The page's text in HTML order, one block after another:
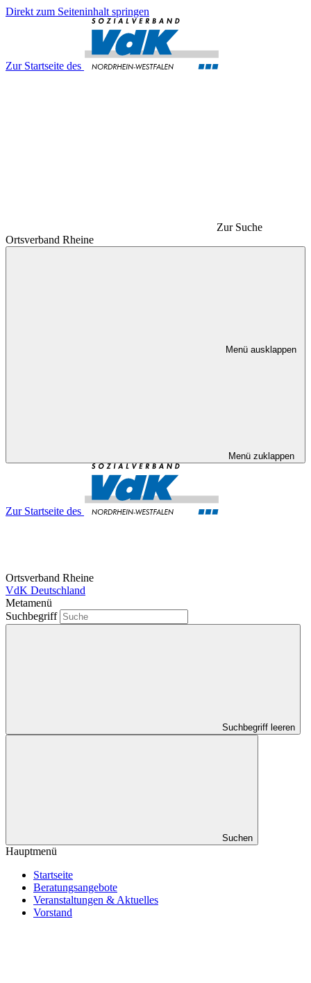
Direkt zum Seiteninhalt springen
Zur Startseite des
Zur Suche
Ortsverband Rheine
Menü ausklappen
Menü zuklappen
Zur Startseite des
Ortsverband Rheine
VdK Deutschland
Metamenü
Suchbegriff
Suchbegriff leeren
Suchen
Hauptmenü
Startseite
Beratungsangebote
Veranstaltungen & Aktuelles
Vorstand